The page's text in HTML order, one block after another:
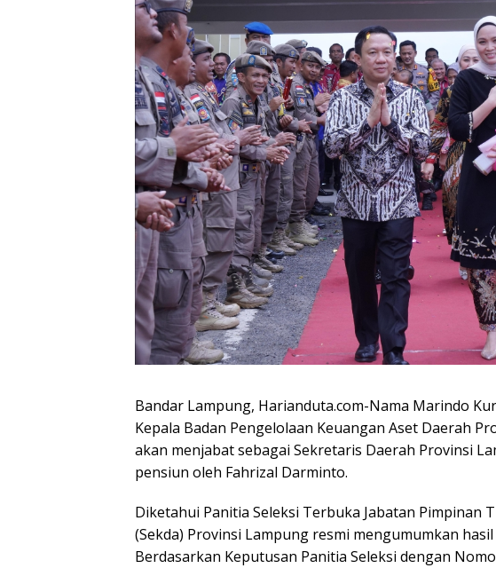
Bandar Lampung, Harianduta.com-Nama Marindo
Kepala Badan Pengelolaan Keuangan Aset Daerah
akan menjabat sebagai Sekretaris Daerah Provinsi
pensiun oleh Fahrizal Darminto.
Diketahui Panitia Seleksi Terbuka Jabatan Pimpinan
(Sekda) Provinsi Lampung resmi mengumumkan
Berdasarkan Keputusan Panitia Seleksi dengan